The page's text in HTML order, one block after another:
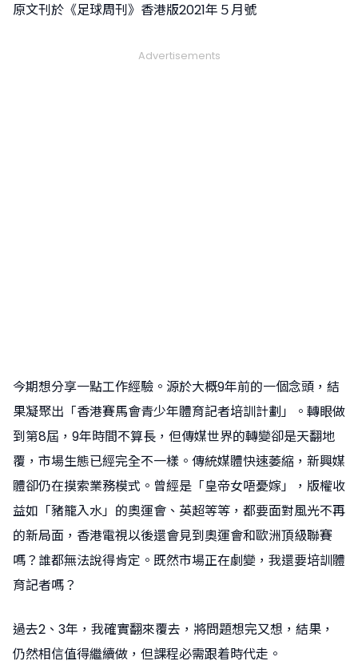
原文刊於《足球周刊》香港版2021年５月號
Advertisements
今期想分享一點工作經驗。源於大概9年前的一個念頭，結
果凝聚出「香港賽馬會青少年體育記者培訓計劃」。轉眼做
到第8屆，9年時間不算長，但傳媒世界的轉變卻是天翻地
覆，市場生態已經完全不一樣。傳統媒體快速萎縮，新興媒
體卻仍在摸索業務模式。曾經是「皇帝女唔憂嫁」，版權收
益如「豬籠入水」的奧運會、英超等等，都要面對風光不再
的新局面，香港電視以後還會見到奧運會和歐洲頂級聯賽
嗎？誰都無法說得肯定。既然市場正在劇變，我還要培訓體
育記者嗎？
過去2、3年，我確實翻來覆去，將問題想完又想，結果，
仍然相信值得繼續做，但課程必需跟着時代走。